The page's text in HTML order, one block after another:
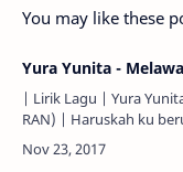
You may like these
Yura Yunita -
| Lirik Lagu | Yura
RAN) | Haruskah ku berubah demi cinta... Agar
mereka mau
terjalin... Antara kita…